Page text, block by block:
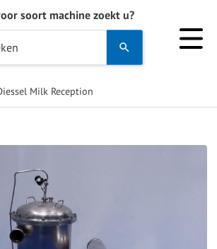
soort machine zoekt u?
and
a
result.
Press
Milk Reception